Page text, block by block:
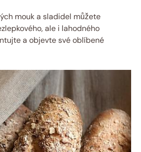
mouk a sladidel můžete⁣
ale i lahodného
​a objevte​ své oblíbené